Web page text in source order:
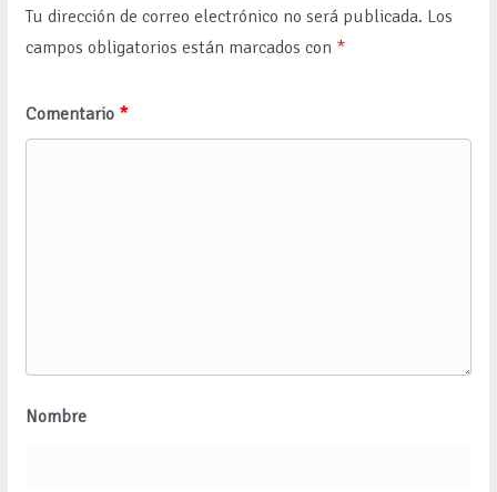
Tu dirección de correo electrónico no será publicada. Los
campos obligatorios están marcados con *
Comentario *
Nombre